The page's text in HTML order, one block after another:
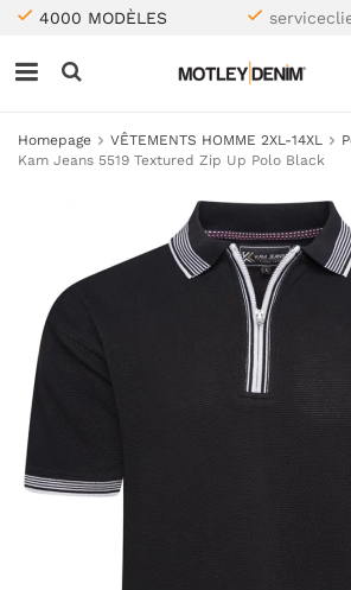
4000 MODÈLES
Homepage VÊTEMENTS HOMME 2XL-14XL
Kam Jeans 5519 Textured Zip Up Polo Black